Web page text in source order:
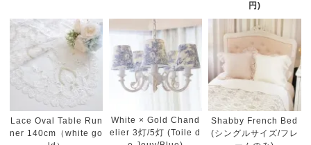
円)
Lace Oval Table Run
ner 140cm（white go
White × Gold Chand
elier 3灯/5灯 (Toile d
Shabby French Bed
(シングルサイズ/フレ